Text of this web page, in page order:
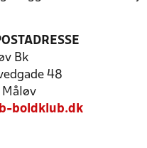
Bk
48
boldklub.dk